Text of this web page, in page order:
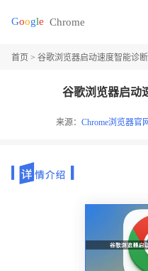
首页 > 谷歌浏览器启动速度智能诊
谷歌浏览器启动
来源：Chrome浏览器官